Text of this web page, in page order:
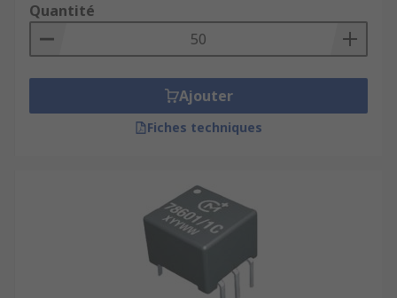
Quantité
Ajouter
Fiches techniques